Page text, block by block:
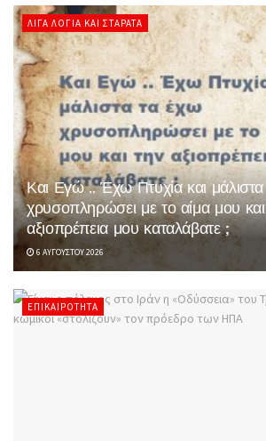
ΛΊΓΑ ΛΌΓΙΑ ΚΑΙ ΣΤΑΡΆΤΑ
Και Εγώ .. Έχω Πτυχία και
χρυσοπληρώσει με το αίμα μου
αξιοπρέπεια μου καταλάβατε ;
6 ΑΥΓΟΎΣΤΟΥ 2026
ΕΠΙΚΑΙΡΌΤΗΤΑ